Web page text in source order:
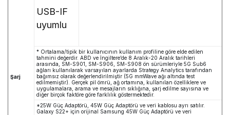
Şarj
USB-IF
uyumlu
* Ortalama/tipik bir kullanıcının kullanım profiline göre elde edilen
tahmini değerdir. ABD ve İngiltere’de 8 Aralık-20 Aralık tarihleri
arasında, SM-S901, SM-S906, SM-S908 ön sürümleriyle 5G Sub6
ağları kullanılarak varsayılan ayarlarda Strategy Analytics tarafından
bağımsız olarak değerlendirilmiştir (5G mmWave ağı altında test
edilmemiştir). Gerçek pil ömrü, ağ ortamına, kullanılan özelliklere ve
uygulamalara, arama ve mesajların sıklığına, şarj edilme sayısına ve
diğer birçok faktöre göre farklılık göstermektedir.
*25W Güç Adaptörü, 45W Güç Adaptörü ve veri kablosu ayrı satılır.
Galaxy S22+ için orijinal Samsung 45W Güç Adaptörü ve veri